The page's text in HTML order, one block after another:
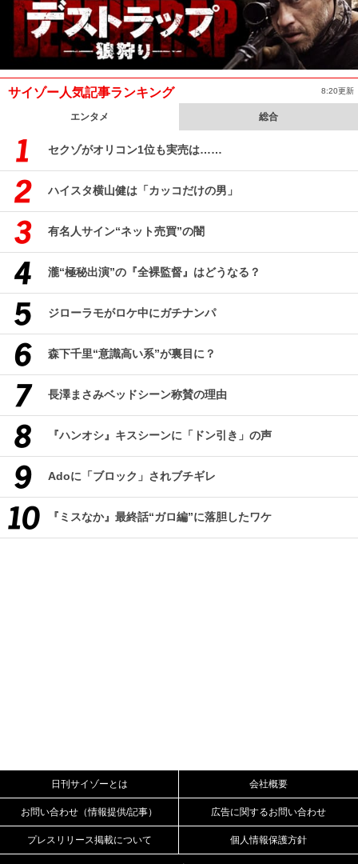
サイゾー人気記事ランキング 8:20更新
エンタメ 総合
セクゾがオリコン1位も実売は……
ハイスタ横山健は「カッコだけの男」
有名人サイン“ネット売買”の闇
瀧“極秘出演”の『全裸監督』はどうなる？
ジローラモがロケ中にガチナンパ
森下千里“意識高い系”が裏目に？
長澤まさみベッドシーン称賛の理由
『ハンオシ』キスシーンに「ドン引き」の声
Adoに「ブロック」されブチギレ
『ミスなか』最終話“ガロ編”に落胆したワケ
日刊サイゾーとは 会社概要
お問い合わせ（情報提供/記事） 広告に関するお問い合わせ
プレスリリース掲載について 個人情報保護方針